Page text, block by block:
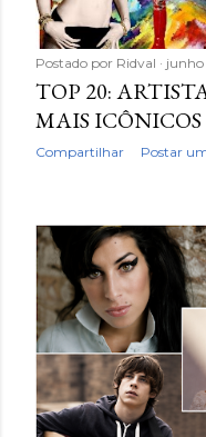
vida da artista,
tratamento...
Postado por Ridval
TOP 20:
MAIS ICÔNICOS
Compartilhar Postar